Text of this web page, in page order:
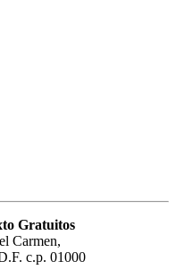
Gratuitos
Carmen,
c.p. 01000